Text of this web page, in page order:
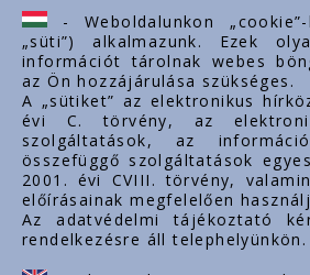
ertekesites@styron.hu
export@styron.hu
www.styron.hu
Important links
About us
Documents
Contacts
- Weboldalunkon
„süti”) alkalmazunk. Ezek
információt tárolnak webes
az Ön hozzájárulása szükséges.
A „sütiket” az elektronikus
évi C. törvény, az
szolgáltatások, az
összefüggő szolgáltatások
2001. évi CVIII. törvény,
előírásainak megfelelően
Az adatvédelmi tájékoztató
rendelkezésre áll telephelyünkön.